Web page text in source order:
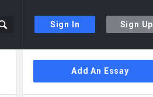
Sign In Sign Up
Sidebar
Add An Essay